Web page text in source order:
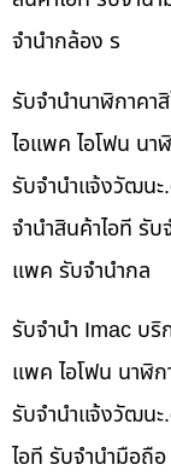
จำนำกล้อง ร
รับจำนำนาฬิกาคา
ไอแพค ไอโฟน นา
รับจํานําแจ้งวัฒนะ
จำนำสินค้าไอที รั
แพค รับจำนำกล
รับจำนำ Imac บริ
แพค ไอโฟน นาฬิ
รับจํานําแจ้งวัฒนะ
ไอที รับจำนำมือถื